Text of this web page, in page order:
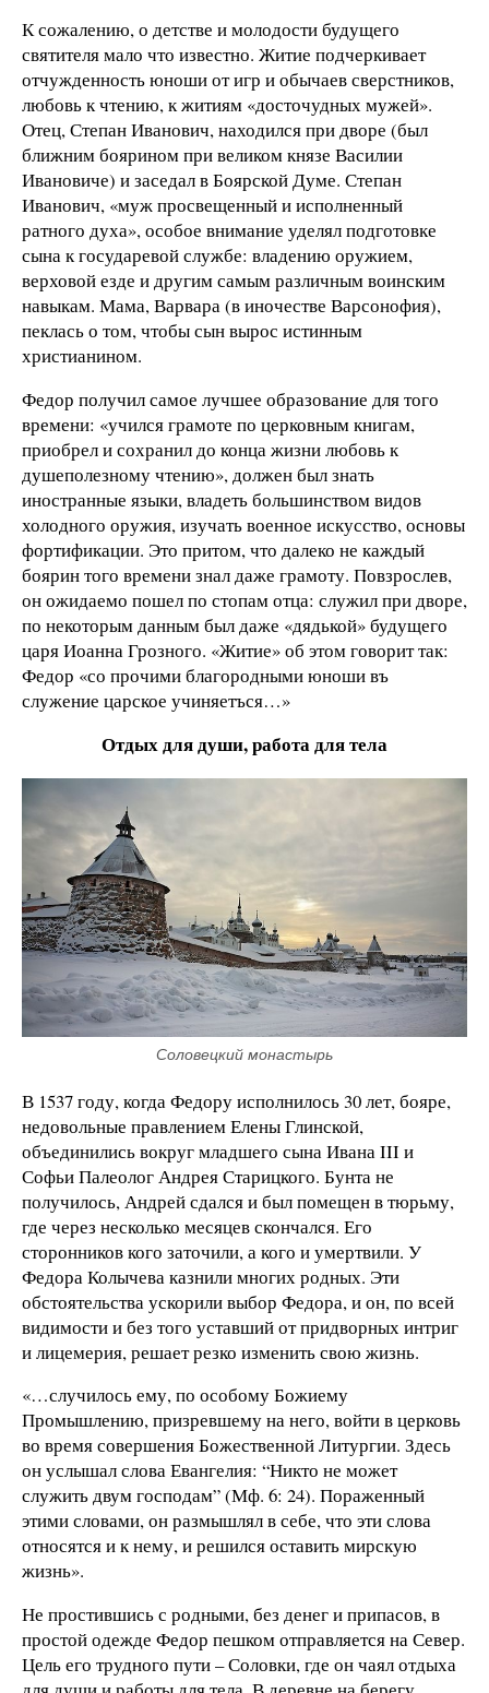
К сожалению, о детстве и молодости будущего
святителя мало что известно. Житие подчеркивает
отчужденность юноши от игр и обычаев сверстников,
любовь к чтению, к житиям «досточудных мужей».
Отец, Степан Иванович, находился при дворе (был
ближним боярином при великом князе Василии
Ивановиче) и заседал в Боярской Думе. Степан
Иванович, «муж просвещенный и исполненный
ратного духа», особое внимание уделял подготовке
сына к государевой службе: владению оружием,
верховой езде и другим самым различным воинским
навыкам. Мама, Варвара (в иночестве Варсонофия),
пеклась о том, чтобы сын вырос истинным
христианином.
Федор получил самое лучшее образование для того
времени: «учился грамоте по церковным книгам,
приобрел и сохранил до конца жизни любовь к
душеполезному чтению», должен был знать
иностранные языки, владеть большинством видов
холодного оружия, изучать военное искусство, основы
фортификации. Это притом, что далеко не каждый
боярин того времени знал даже грамоту. Повзрослев,
он ожидаемо пошел по стопам отца: служил при дворе,
по некоторым данным был даже «дядькой» будущего
царя Иоанна Грозного. «Житие» об этом говорит так:
Федор «со прочими благородными юноши въ
служение царское учиняетъся…»
Отдых для души, работа для тела
Соловецкий монастырь
В 1537 году, когда Федору исполнилось 30 лет, бояре,
недовольные правлением Елены Глинской,
объединились вокруг младшего сына Ивана III и
Софьи Палеолог Андрея Старицкого. Бунта не
получилось, Андрей сдался и был помещен в тюрьму,
где через несколько месяцев скончался. Его
сторонников кого заточили, а кого и умертвили. У
Федора Колычева казнили многих родных. Эти
обстоятельства ускорили выбор Федора, и он, по всей
видимости и без того уставший от придворных интриг
и лицемерия, решает резко изменить свою жизнь.
«…случилось ему, по особому Божиему
Промышлению, призревшему на него, войти в церковь
во время совершения Божественной Литургии. Здесь
он услышал слова Евангелия: “Никто не может
служить двум господам” (Мф. 6: 24). Пораженный
этими словами, он размышлял в себе, что эти слова
относятся и к нему, и решился оставить мирскую
жизнь».
Не простившись с родными, без денег и припасов, в
простой одежде Федор пешком отправляется на Север.
Цель его трудного пути – Соловки, где он чаял отдыха